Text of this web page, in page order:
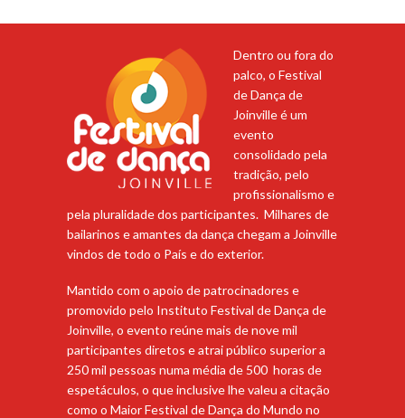
Dentro ou fora do
palco, o Festival
de Dança de
Joinville é um
evento
consolidado pela
tradição, pelo
profissionalismo e
pela pluralidade dos participantes. Milhares de
bailarinos e amantes da dança chegam a Joinville
vindos de todo o País e do exterior.
Mantido com o apoio de patrocinadores e
promovido pelo Instituto Festival de Dança de
Joinville, o evento reúne mais de nove mil
participantes diretos e atrai público superior a
250 mil pessoas numa média de 500 horas de
espetáculos, o que inclusive lhe valeu a citação
como o Maior Festival de Dança do Mundo no